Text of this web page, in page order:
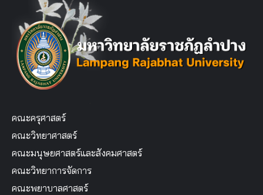
คณะครุศาสตร์
คณะวิทยาศาสตร์
คณะมนุษยศาสตร์และสังคมศาสตร์
คณะวิทยาการจัดการ
คณะพยาบาลศาสตร์